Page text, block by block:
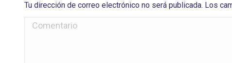
Tu dirección de correo electrónico no será publicada. Los
Comentario